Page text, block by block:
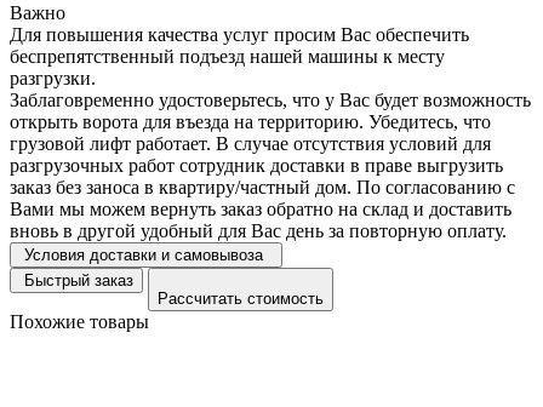
Важно
Для повышения качества услуг просим Вас обеспечить
беспрепятственный подъезд нашей машины к месту
разгрузки.
Заблаговременно удостоверьтесь, что у Вас будет возможность
открыть ворота для въезда на территорию. Убедитесь, что
грузовой лифт работает. В случае отсутствия условий для
разгрузочных работ сотрудник доставки в праве выгрузить
заказ без заноса в квартиру/частный дом. По согласованию с
Вами мы можем вернуть заказ обратно на склад и доставить
вновь в другой удобный для Вас день за повторную оплату.
Условия доставки и самовывоза
Быстрый заказ
Рассчитать стоимость
Похожие товары